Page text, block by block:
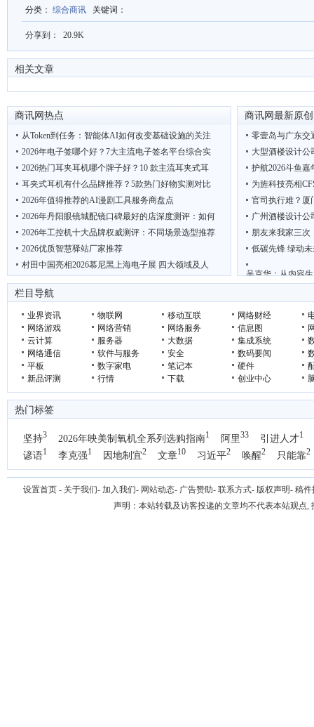
分类 ： 综合商讯 关键词 ：
分享到： 20.9K
相关文章
商讯网热点
从Token到任务：智能体AI如何改变基础设施的关注
2026年电子签哪个好？7大主流电子签名平台综合实
2026热门耳夹耳机哪个牌子好？10 款主流耳夹式耳
耳夹式耳机有什么品牌推荐？5款热门好物实测对比
2026年值得推荐的AI漫剧工具服务商盘点
2026年丹阳眼镜城配镜口碑最好的店深度测评：如何
2026年工控机十大品牌权威测评：不同场景选型推荐
2026优质智慧驿站厂家推荐
村田中国亮相2026慕尼黑上海电子展 四大领域及人
商讯网最新原创
零壹岛与广东交
大型酒楼设计公
护航2026斗鱼
为旌科技亮相
官司执行难？厦
广州酒楼设计公
朋友来我家三次
低碳先锋 绿动
吴克华：从内容
栏目导航
业界资讯 物联网 移动互联 网络财经
网络游戏
网络营销 网络服务 信息图
云计算
服务器 大数据 集成系统
网络通信
软件与服务 安全 数码要闻
平板
数字家电 笔记本 硬件
新品评测
行情 下载 创业中心
热门标签
坚持3 2026年映美制氧机全系列选购指南1 阿里33 引进人才1
谚语1 李克强1 因地制宜2 文章10 习近平2 唤醒2 只能靠2
国办1
设置首页 - 关于我们- 加入我们- 网站动态- 广告赞助- 联系方式- 版权声明- 稿件
声明：本站转载及访客投递的文章均不代表本站观点